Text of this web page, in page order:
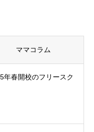
ママコラム
年春開校のフリースク